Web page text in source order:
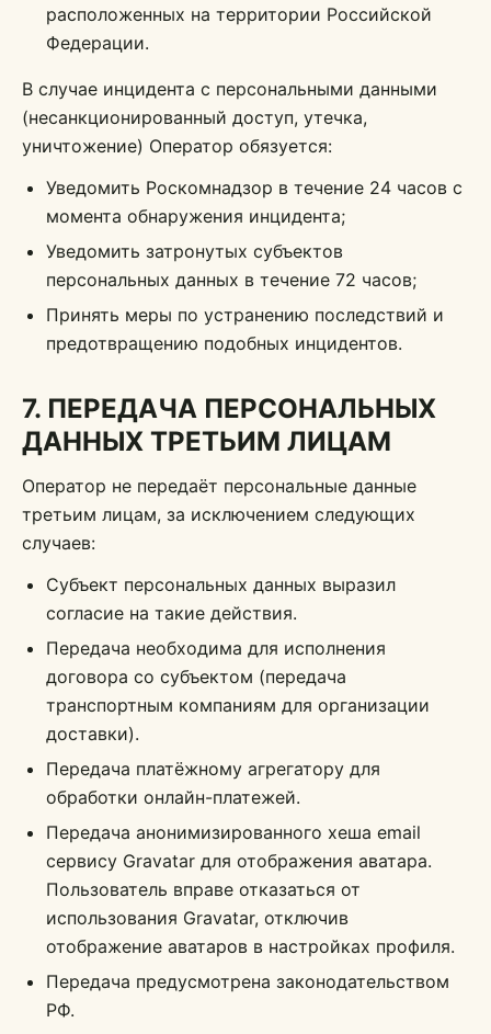
расположенных на территории Российской
Федерации.
В случае инцидента с персональными данными
(несанкционированный доступ, утечка,
уничтожение) Оператор обязуется:
Уведомить Роскомнадзор в течение 24 часов с
момента обнаружения инцидента;
Уведомить затронутых субъектов
персональных данных в течение 72 часов;
Принять меры по устранению последствий и
предотвращению подобных инцидентов.
7. ПЕРЕДАЧА ПЕРСОНАЛЬНЫХ
ДАННЫХ ТРЕТЬИМ ЛИЦАМ
Оператор не передаёт персональные данные
третьим лицам, за исключением следующих
случаев:
Субъект персональных данных выразил
согласие на такие действия.
Передача необходима для исполнения
договора со субъектом (передача
транспортным компаниям для организации
доставки).
Передача платёжному агрегатору для
обработки онлайн-платежей.
Передача анонимизированного хеша email
сервису Gravatar для отображения аватара.
Пользователь вправе отказаться от
использования Gravatar, отключив
отображение аватаров в настройках профиля.
Передача предусмотрена законодательством
РФ.